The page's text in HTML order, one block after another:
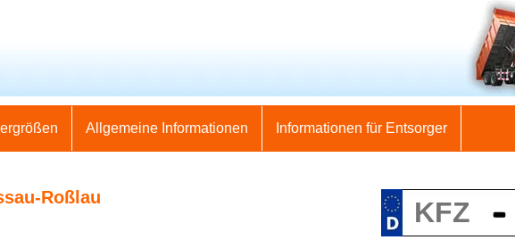
Allgemeine Informationen Informationen für Entsorger
Roßlau